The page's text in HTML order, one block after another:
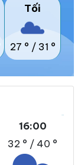
Tối
27 ° / 31 °
16:00
32 ° / 40 °